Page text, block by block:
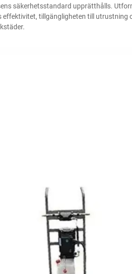
säkerhetsstandard upprätthålls.
tillgängligheten till utrustning